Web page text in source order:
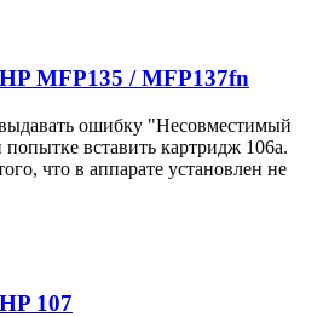
MFP135 / MFP137fn
ошибку "Несовместимый
вставить картридж 106a.
что в аппарате установлен не
107